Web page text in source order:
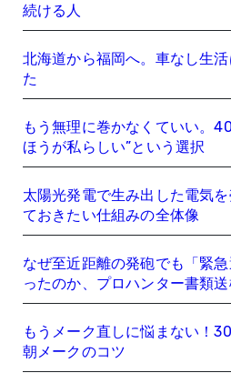
続ける人
北海道から福岡へ。車なし生
た
もう無理に巻かなくていい。
ほうが私らしい”という選択
太陽光発電で生み出した電気
ておきたい仕組みの全体像
なぜ至近距離の発砲でも「緊
ったのか、プロハンター書類
もうメーク直しに悩まない！
朝メークのコツ